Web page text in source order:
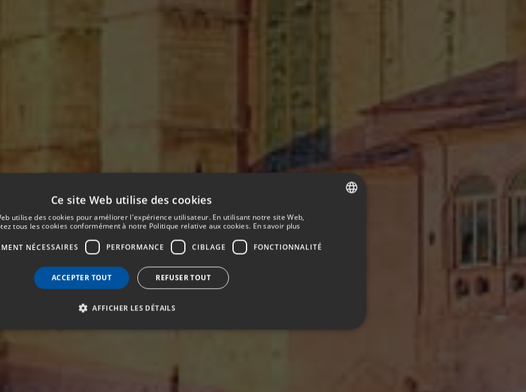
Ce site Web utilise des cookies
utilise des cookies pour améliorer l'expérience utilisateur. En utilisant notre site Web,
tous les cookies conformément à notre Politique relative aux cookies. En savoir plus
NÉCESSAIRES PERFORMANCE CIBLAGE FONCTIONNALITÉ
ACCEPTER TOUT REFUSER TOUT
AFFICHER LES DÉTAILS